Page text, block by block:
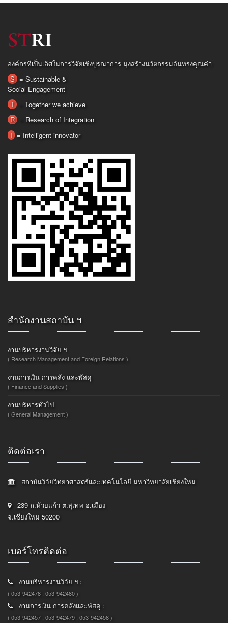
องค์กรที่เป็นเลิศในการวิจัยเชิงบูรณาการ มุ่งสร้างนวัตกรรมอันทรงคุณค่า
S = Sustainable &
Social Engagement
T = Together we achieve
R = Research of Integration
I = Intelligent innovator
สำนักงานสถาบัน ฯ
งานบริหารงานวิจัย ฯ
( Research Management and Foreign Relations )
งานการเงิน การคลัง และพัสดุ
( Finance and Supplies )
งานบริหารทั่วไป
( General Management )
ติดต่อเรา
สถาบันวิจัยวิทยาศาสตร์และเทคโนโลยี มหาวิทยาลัยเชียงใหม่
239 ถ.ห้วยแก้ว ต.สุเทพ อ.เมือง
จ.เชียงใหม่ 50200
เบอร์โทรติดต่อ
งานบริหารงานวิจัย ฯ :
( 053-942478 , 053-942480 )
งานการเงิน การคลังและพัสดุ :
( 053-942457 , 053-942479 , 053-942458 )